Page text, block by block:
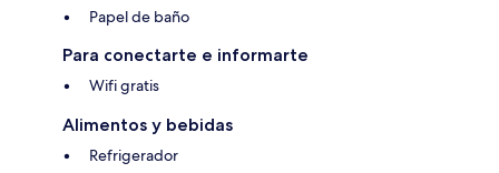
Papel de baño
Para conectarte e informarte
Wifi gratis
Alimentos y bebidas
Refrigerador